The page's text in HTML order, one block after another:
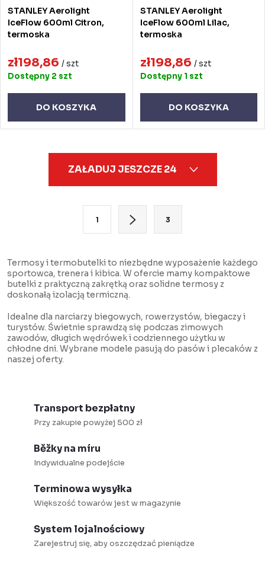
STANLEY Aerolight
IceFlow 600ml Citron,
termoska
zł198,86 / szt
Dostępny 2 szt
DO KOSZYKA
STANLEY Aerolight
IceFlow 600ml Lilac,
termoska
zł198,86 / szt
Dostępny 1 szt
DO KOSZYKA
l
k
i
l
i
s
t
ZAŁADUJ JESZCZE 24
i
n
a
c
j
a
1 3
Termosy i termobutelki to niezbędne wyposażenie każdego
sportowca, trenera i kibica. W ofercie mamy kompaktowe
butelki z praktyczną zakrętką oraz solidne termosy z
doskonałą izolacją termiczną.
Idealne dla narciarzy biegowych, rowerzystów, biegaczy i
turystów. Świetnie sprawdzą się podczas zimowych
zawodów, długich wędrówek i codziennego użytku w
chłodne dni. Wybrane modele pasują do pasów i plecaków z
naszej oferty.
Transport bezpłatny
Przy zakupie powyżej 500 zł
Běžky na míru
Indywidualne podejście
Terminowa wysyłka
Większość towarów jest w magazynie
System lojalnościowy
Zarejestruj się, aby oszczędzać pieniądze